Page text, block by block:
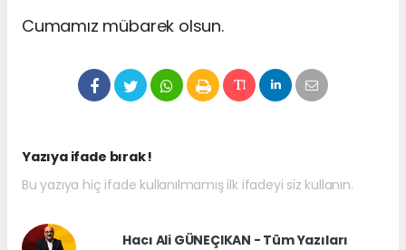
Cumamız mübarek olsun.
Yazıya ifade bırak !
Bu yazıya hiç ifade kullanılmamış ilk ifadeyi siz kullanın.
Hacı Ali GÜNEÇIKAN - Tüm Yazıları